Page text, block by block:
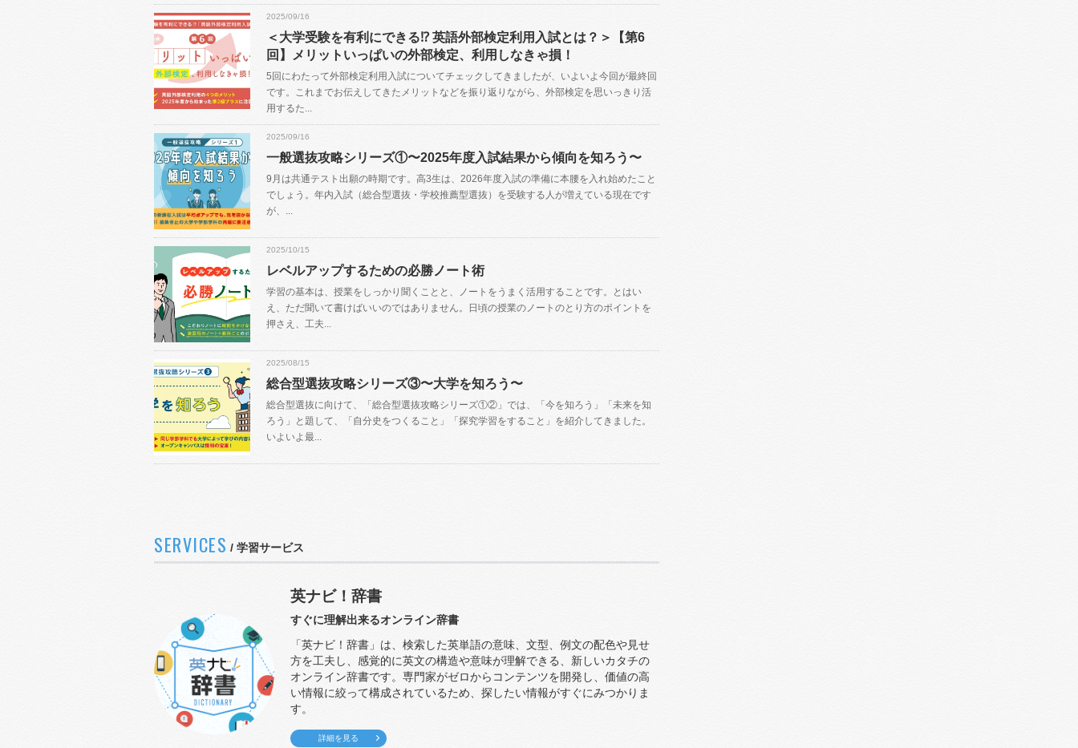
2025/09/16
＜大学受験を有利にできる⁉ 英語外部検定利用入試とは？＞【第6
回】メリットいっぱいの外部検定、利用しなきゃ損！
5回にわたって外部検定利用入試についてチェックしてきましたが、いよいよ今回が最終回
です。これまでお伝えしてきたメリットなどを振り返りながら、外部検定を思いっきり活
用するた...
2025/09/16
一般選抜攻略シリーズ①〜2025年度入試結果から傾向を知ろう〜
9月は共通テスト出願の時期です。高3生は、2026年度入試の準備に本腰を入れ始めたこと
でしょう。年内入試（総合型選抜・学校推薦型選抜）を受験する人が増えている現在です
が、...
2025/10/15
レベルアップするための必勝ノート術
学習の基本は、授業をしっかり聞くことと、ノートをうまく活用することです。とはい
え、ただ聞いて書けばいいのではありません。日頃の授業のノートのとり方のポイントを
押さえ、工夫...
2025/08/15
総合型選抜攻略シリーズ③〜大学を知ろう〜
総合型選抜に向けて、「総合型選抜攻略シリーズ①②」では、「今を知ろう」「未来を知
ろう」と題して、「自分史をつくること」「探究学習をすること」を紹介してきました。
いよいよ最...
SERVICES /学習サービス
英ナビ！辞書
すぐに理解出来るオンライン辞書
「英ナビ！辞書」は、検索した英単語の意味、文型、例文の配色や見せ
方を工夫し、感覚的に英文の構造や意味が理解できる、新しいカタチの
オンライン辞書です。専門家がゼロからコンテンツを開発し、価値の高
い情報に絞って構成されているため、探したい情報がすぐにみつかりま
す。
詳細を見る